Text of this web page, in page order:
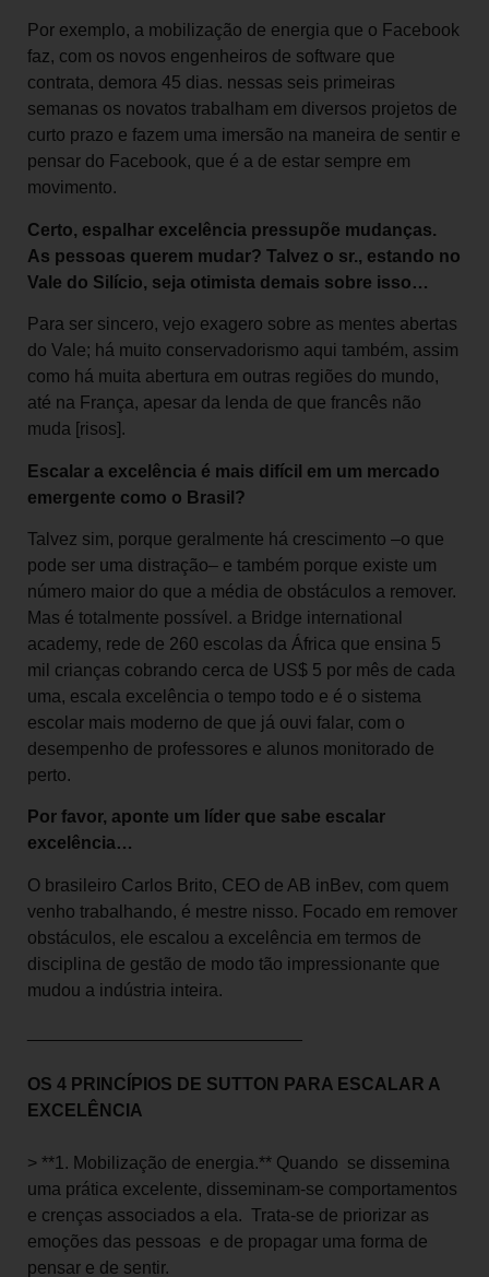
Por exemplo, a mobilização de energia que o Facebook
faz, com os novos engenheiros de software que
contrata, demora 45 dias. nessas seis primeiras
semanas os novatos trabalham em diversos projetos de
curto prazo e fazem uma imersão na maneira de sentir e
pensar do Facebook, que é a de estar sempre em
movimento.
Certo, espalhar excelência pressupõe mudanças.
As pessoas querem mudar? Talvez o sr., estando no
Vale do Silício, seja otimista demais sobre isso…
Para ser sincero, vejo exagero sobre as mentes abertas
do Vale; há muito conservadorismo aqui também, assim
como há muita abertura em outras regiões do mundo,
até na França, apesar da lenda de que francês não
muda [risos].
Escalar a excelência é mais difícil em um mercado
emergente como o Brasil?
Talvez sim, porque geralmente há crescimento –o que
pode ser uma distração– e também porque existe um
número maior do que a média de obstáculos a remover.
Mas é totalmente possível. a Bridge international
academy, rede de 260 escolas da África que ensina 5
mil crianças cobrando cerca de US$ 5 por mês de cada
uma, escala excelência o tempo todo e é o sistema
escolar mais moderno de que já ouvi falar, com o
desempenho de professores e alunos monitorado de
perto.
Por favor, aponte um líder que sabe escalar
excelência…
O brasileiro Carlos Brito, CEO de AB inBev, com quem
venho trabalhando, é mestre nisso. Focado em remover
obstáculos, ele escalou a excelência em termos de
disciplina de gestão de modo tão impressionante que
mudou a indústria inteira.
OS 4 PRINCÍPIOS DE SUTTON PARA ESCALAR A
EXCELÊNCIA
> **1. Mobilização de energia.** Quando se dissemina
uma prática excelente, disseminam-se comportamentos
e crenças associados a ela. Trata-se de priorizar as
emoções das pessoas e de propagar uma forma de
pensar e de sentir.